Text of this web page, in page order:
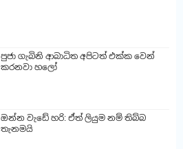
පුජා ගැබිනි ආබාධිත අපිටත් එක්ක වෙන්
කරනවා හලෝ
ඔන්න වැඩේ හරි: ඒත් ලියුම නම් තිබ්බ
තැනමයි